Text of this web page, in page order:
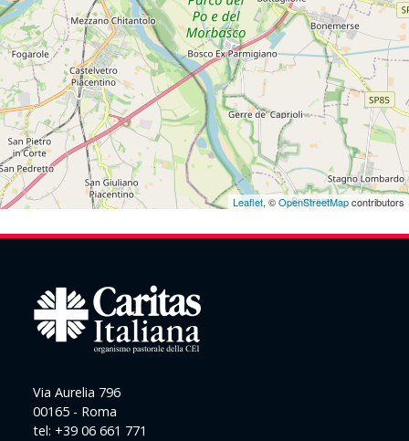
Leaflet, ©OpenStreetMapcontributors
Via Aurelia 796
00165 - Roma
tel: +39 06 661 771